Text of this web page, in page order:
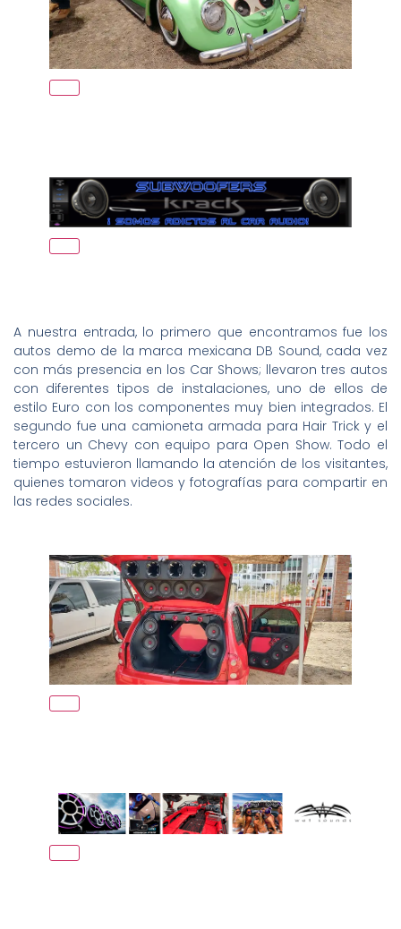
A nuestra entrada, lo primero que encontramos fue los
autos demo de la marca mexicana DB Sound, cada vez
con más presencia en los Car Shows; llevaron tres autos
con diferentes tipos de instalaciones, uno de ellos de
estilo Euro con los componentes muy bien integrados. El
segundo fue una camioneta armada para Hair Trick y el
tercero un Chevy con equipo para Open Show. Todo el
tiempo estuvieron llamando la atención de los visitantes,
quienes tomaron videos y fotografías para compartir en
las redes sociales.